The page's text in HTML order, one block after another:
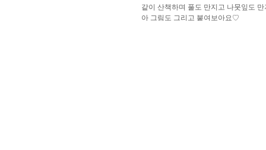
같이 산책하며 풀도 만지고 나뭇잎도 만져보아
아 그림도 그리고 붙여보아요♡